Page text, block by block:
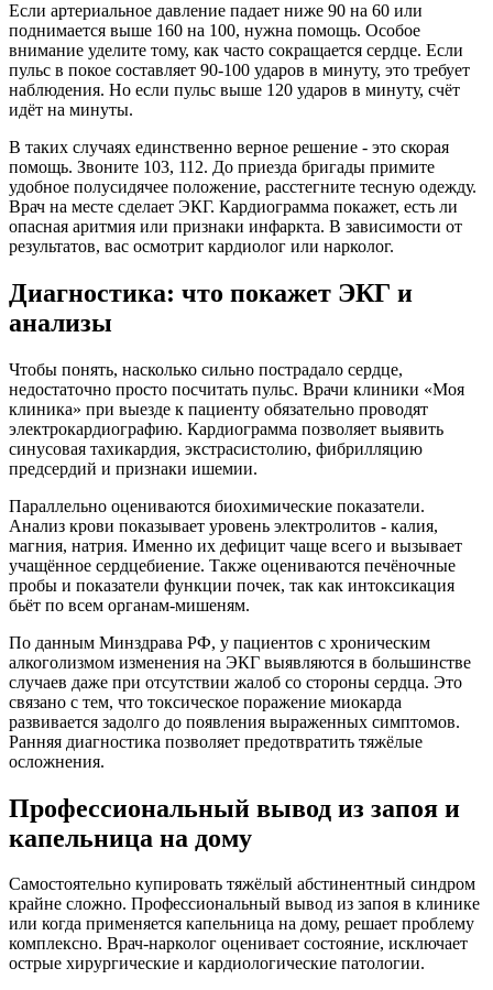
Если артериальное давление падает ниже 90 на 60 или
поднимается выше 160 на 100, нужна помощь. Особое
внимание уделите тому, как часто сокращается сердце. Если
пульс в покое составляет 90-100 ударов в минуту, это требует
наблюдения. Но если пульс выше 120 ударов в минуту, счёт
идёт на минуты.
В таких случаях единственно верное решение - это скорая
помощь. Звоните 103, 112. До приезда бригады примите
удобное полусидячее положение, расстегните тесную одежду.
Врач на месте сделает ЭКГ. Кардиограмма покажет, есть ли
опасная аритмия или признаки инфаркта. В зависимости от
результатов, вас осмотрит кардиолог или нарколог.
Диагностика: что покажет ЭКГ и
анализы
Чтобы понять, насколько сильно пострадало сердце,
недостаточно просто посчитать пульс. Врачи клиники «Моя
клиника» при выезде к пациенту обязательно проводят
электрокардиографию. Кардиограмма позволяет выявить
синусовая тахикардия, экстрасистолию, фибрилляцию
предсердий и признаки ишемии.
Параллельно оцениваются биохимические показатели.
Анализ крови показывает уровень электролитов - калия,
магния, натрия. Именно их дефицит чаще всего и вызывает
учащённое сердцебиение. Также оцениваются печёночные
пробы и показатели функции почек, так как интоксикация
бьёт по всем органам-мишеням.
По данным Минздрава РФ, у пациентов с хроническим
алкоголизмом изменения на ЭКГ выявляются в большинстве
случаев даже при отсутствии жалоб со стороны сердца. Это
связано с тем, что токсическое поражение миокарда
развивается задолго до появления выраженных симптомов.
Ранняя диагностика позволяет предотвратить тяжёлые
осложнения.
Профессиональный вывод из запоя и
капельница на дому
Самостоятельно купировать тяжёлый абстинентный синдром
крайне сложно. Профессиональный вывод из запоя в клинике
или когда применяется капельница на дому, решает проблему
комплексно. Врач-нарколог оценивает состояние, исключает
острые хирургические и кардиологические патологии.